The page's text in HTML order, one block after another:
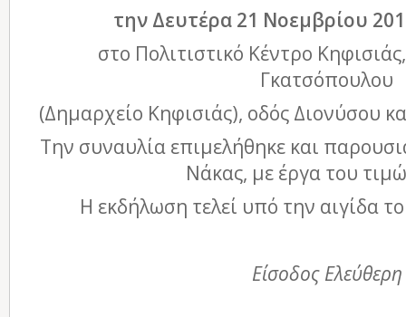
την Δευτέρα 21 Νοεμβρίου
στο Πολιτιστικό Κέντρο
Γκατσόπουλου
(Δημαρχείο Κηφισιάς), οδός Διονύσου
Την συναυλία επιμελήθηκε και
Νάκας, με έργα του
Η εκδήλωση τελεί υπό την αιγίδα
Είσοδος Ελεύθερη